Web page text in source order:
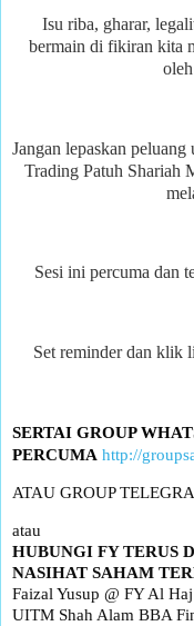
Isu riba, gharar,
bermain di fikiran kita
Jangan lepaskan
Trading Patuh Shariah
Sesi ini percuma dan
Set reminder dan klik
SERTAI GROUP
PERCUMA http://
ATAU GROUP
atau
HUBUNGI FY TERUS
NASIHAT SAHAM
Faizal Yusup @ FY Al Haj
UITM Shah Alam BBA